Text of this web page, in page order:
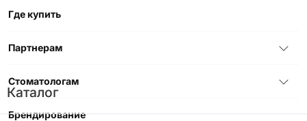
Каталог
Где купить
Партнерам
Стоматологам
Брендирование